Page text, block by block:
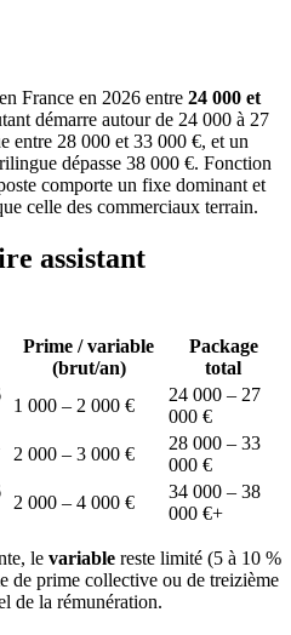
France en 2026 entre 24 000 et
démarre autour de 24 000 à 27
entre 28 000 et 33 000 €, et un
dépasse 38 000 €. Fonction
comporte un fixe dominant et
celle des commerciaux terrain.
assistant
Prime / variable
(brut/an)
Package
total
1 000 – 2 000 €
24 000 – 27
000 €
2 000 – 3 000 €
28 000 – 33
000 €
2 000 – 4 000 €
34 000 – 38
000 €+
le variable reste limité (5 à 10 %
de prime collective ou de treizième
de la rémunération.